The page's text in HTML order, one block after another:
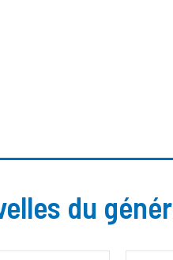
du